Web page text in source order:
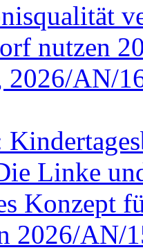
nutzen
2026/AN/
Linke
Konzept
2026/AN/